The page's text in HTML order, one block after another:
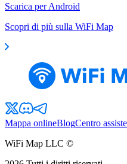
Scarica per Android
Scopri di più sulla WiFi Map
Mappa onlineBlogCentro
WiFi Map LLC ©